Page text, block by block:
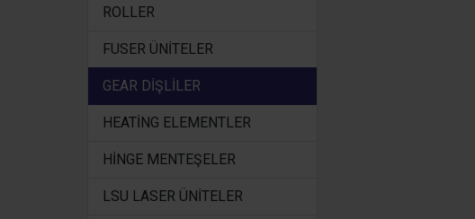
ROLLER
FUSER ÜNİTELER
GEAR DİŞLİLER
HEATİNG ELEMENTLER
HİNGE MENTEŞELER
LSU LASER ÜNİTELER